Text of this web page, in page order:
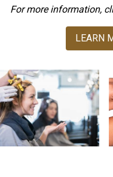
For more information,
LEARN